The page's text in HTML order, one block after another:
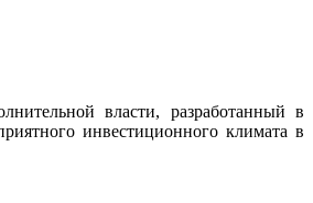
власти, разработанный в
инвестиционного климата в